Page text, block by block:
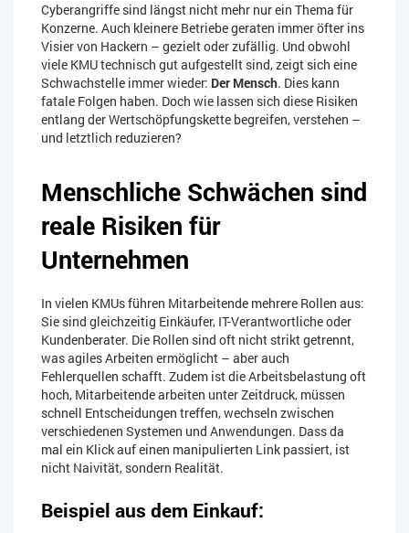
Cyberangriffe sind längst nicht mehr nur ein Thema für
Konzerne. Auch kleinere Betriebe geraten immer öfter ins
Visier von Hackern – gezielt oder zufällig. Und obwohl
viele KMU technisch gut aufgestellt sind, zeigt sich eine
Schwachstelle immer wieder: Der Mensch. Dies kann
fatale Folgen haben. Doch wie lassen sich diese Risiken
entlang der Wertschöpfungskette begreifen, verstehen –
und letztlich reduzieren?
Menschliche Schwächen sind
reale Risiken für
Unternehmen
In vielen KMUs führen Mitarbeitende mehrere Rollen aus:
Sie sind gleichzeitig Einkäufer, IT-Verantwortliche oder
Kundenberater. Die Rollen sind oft nicht strikt getrennt,
was agiles Arbeiten ermöglicht – aber auch
Fehlerquellen schafft. Zudem ist die Arbeitsbelastung oft
hoch, Mitarbeitende arbeiten unter Zeitdruck, müssen
schnell Entscheidungen treffen, wechseln zwischen
verschiedenen Systemen und Anwendungen. Dass da
mal ein Klick auf einen manipulierten Link passiert, ist
nicht Naivität, sondern Realität.
Beispiel aus dem Einkauf: